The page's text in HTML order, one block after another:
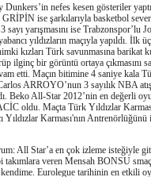
nefes kesen gösteriler
ise şarkılarıyla basketbol
yarışmasını ise Trabzonspor’lu
yıldızların maçıyla yapıldı. İlk
kızları Türk savunmasına barikat
ilginç bir görüntü ortaya çıkmasını
etti. Maçın bitimine 4 saniye kala
ARROYO’nun 3 sayılık NBA
Beko All-Star 2012’nin en değerli
oldu. Maçta Türk Yıldızlar
Yıldızlar Karması'nın
All Star’a en çok izleme isteğiyle
veren Mensah BONSU smaç
Eurolegue tarihinin en etkili